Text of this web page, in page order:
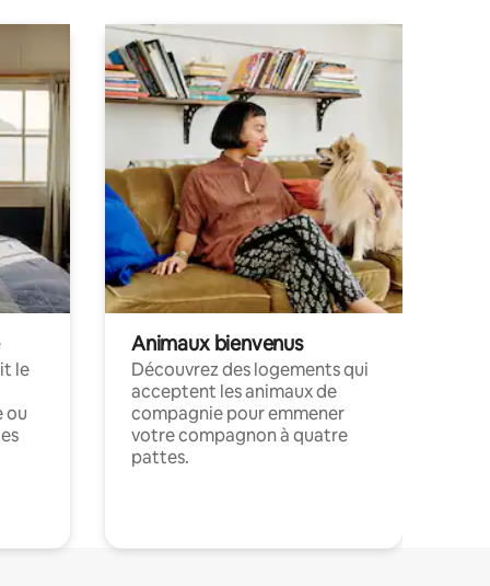
le
ou
Animaux bienvenus
Découvrez des logements qui
acceptent les animaux de
compagnie pour emmener
votre compagnon à quatre
pattes.